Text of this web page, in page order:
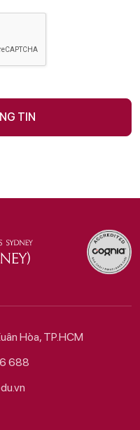
TIN
Hòa, TP.HCM
688